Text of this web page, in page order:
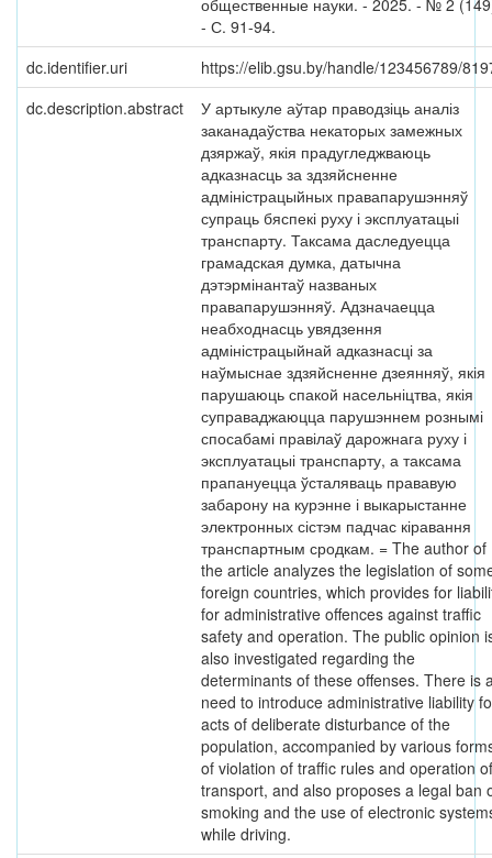
общественные науки. - 2025. - № 2
- С. 91-94.
dc.identifier.uri
https://elib.gsu.by/handle/123456789/
dc.description.abstract
У артыкуле аўтар праводзіць аналіз
заканадаўства некаторых замежных
дзяржаў, якія прадугледжваюць
адказнасць за здзяйсненне
адміністрацыйных правапарушэнняў
супраць бяспекі руху і эксплуатацыі
транспарту. Таксама даследуецца
грамадская думка, датычна
дэтэрмінантаў названых
правапарушэнняў. Адзначаецца
неабходнасць увядзення
адміністрацыйнай адказнасці за
наўмыснае здзяйсненне дзеянняў, якія
парушаюць спакой насельніцтва, якія
суправаджаюцца парушэннем рознымі
спосабамі правілаў дарожнага руху і
эксплуатацыі транспарту, а таксама
прапануецца ўсталяваць прававую
забарону на курэнне і выкарыстанне
электронных сістэм падчас кіравання
транспартным сродкам. = The author of
the article analyzes the legislation of
foreign countries, which provides for
for administrative offences against traffic
safety and operation. The public opinion
also investigated regarding the
determinants of these offenses. There is
need to introduce administrative liability
acts of deliberate disturbance of the
population, accompanied by various
of violation of traffic rules and operation of
transport, and also proposes a legal ban
smoking and the use of electronic
while driving.